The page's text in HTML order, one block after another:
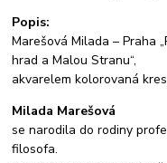
Popis:
Marešová Milada – Praha
hrad a Malou Stranu“,
akvarelem kolorovaná
Milada Marešová
se narodila do rodiny
filosofa.